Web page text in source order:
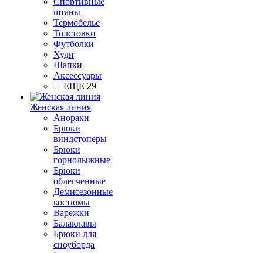
штаны
Термобелье
Толстовки
Футболки
Худи
Шапки
Аксессуары
+ ЕЩЕ 29
Женская линия
Анораки
Брюки
виндстоперы
Брюки
горнолыжные
Брюки
облегченные
Демисезонные
костюмы
Варежки
Балаклавы
Брюки для
сноуборда